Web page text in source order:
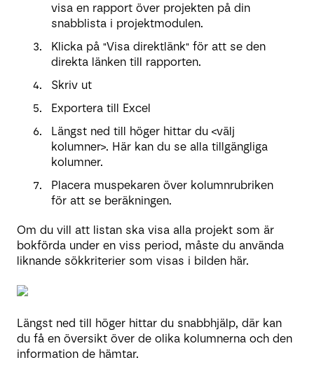
visa en rapport över projekten på din
snabblista i projektmodulen.
Klicka på "Visa direktlänk" för att se den
direkta länken till rapporten.
Skriv ut
Exportera till Excel
Längst ned till höger hittar du <välj
kolumner>. Här kan du se alla tillgängliga
kolumner.
Placera muspekaren över kolumnrubriken
för att se beräkningen.
Om du vill att listan ska visa alla projekt som är
bokförda under en viss period, måste du använda
liknande sökkriterier som visas i bilden här.
Längst ned till höger hittar du snabbhjälp, där kan
du få en översikt över de olika kolumnerna och den
information de hämtar.